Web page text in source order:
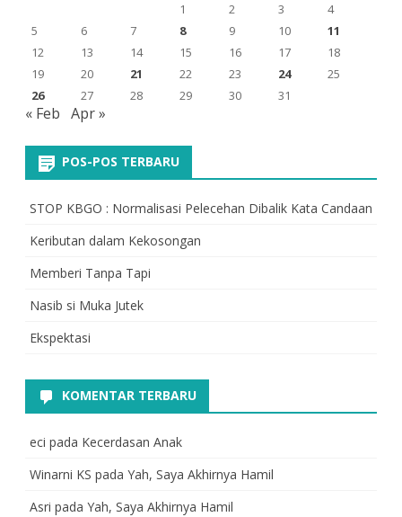
1
2 3
4
5
6 7 8 9 10
11
12
13 14 15 16 17
18
19
20 21 22 23 24
25
26
27 28 29 30 31
« Feb Apr »
POS-POS TERBARU
STOP KBGO : Normalisasi Pelecehan Dibalik Kata Candaan
Keributan dalam Kekosongan
Memberi Tanpa Tapi
Nasib si Muka Jutek
Ekspektasi
KOMENTAR TERBARU
eci pada Kecerdasan Anak
Winarni KS pada Yah, Saya Akhirnya Hamil
Asri pada Yah, Saya Akhirnya Hamil